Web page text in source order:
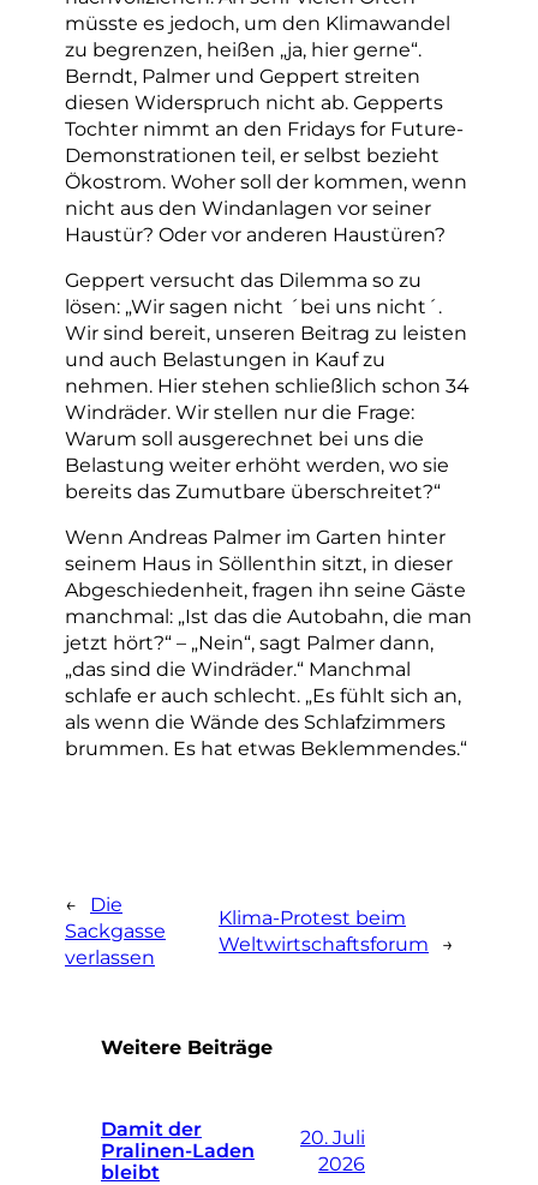
müsste es jedoch, um den Klimawandel
zu begrenzen, heißen „ja, hier gerne“.
Berndt, Palmer und Geppert streiten
diesen Widerspruch nicht ab. Gepperts
Tochter nimmt an den Fridays for Future-
Demonstrationen teil, er selbst bezieht
Ökostrom. Woher soll der kommen, wenn
nicht aus den Windanlagen vor seiner
Haustür? Oder vor anderen Haustüren?
Geppert versucht das Dilemma so zu
lösen: „Wir sagen nicht ´bei uns nicht´.
Wir sind bereit, unseren Beitrag zu leisten
und auch Belastungen in Kauf zu
nehmen. Hier stehen schließlich schon 34
Windräder. Wir stellen nur die Frage:
Warum soll ausgerechnet bei uns die
Belastung weiter erhöht werden, wo sie
bereits das Zumutbare überschreitet?“
Wenn Andreas Palmer im Garten hinter
seinem Haus in Söllenthin sitzt, in dieser
Abgeschiedenheit, fragen ihn seine Gäste
manchmal: „Ist das die Autobahn, die man
jetzt hört?“ – „Nein“, sagt Palmer dann,
„das sind die Windräder.“ Manchmal
schlafe er auch schlecht. „Es fühlt sich an,
als wenn die Wände des Schlafzimmers
brummen. Es hat etwas Beklemmendes.“
←
Die
Sackgasse
verlassen
Klima-Protest beim
Weltwirtschaftsforum
→
Weitere Beiträge
Damit der
Pralinen-Laden
bleibt
20. Juli
2026